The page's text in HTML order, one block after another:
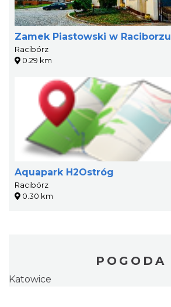
Zamek Piastowski w Raciborzu
Racibórz
0.29 km
Aquapark H2Ostróg
Racibórz
0.30 km
POGODA
Katowice